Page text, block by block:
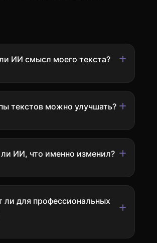
ИИ смысл моего текста?
текстов можно улучшать?
ИИ, что именно изменил?
ли для профессиональных